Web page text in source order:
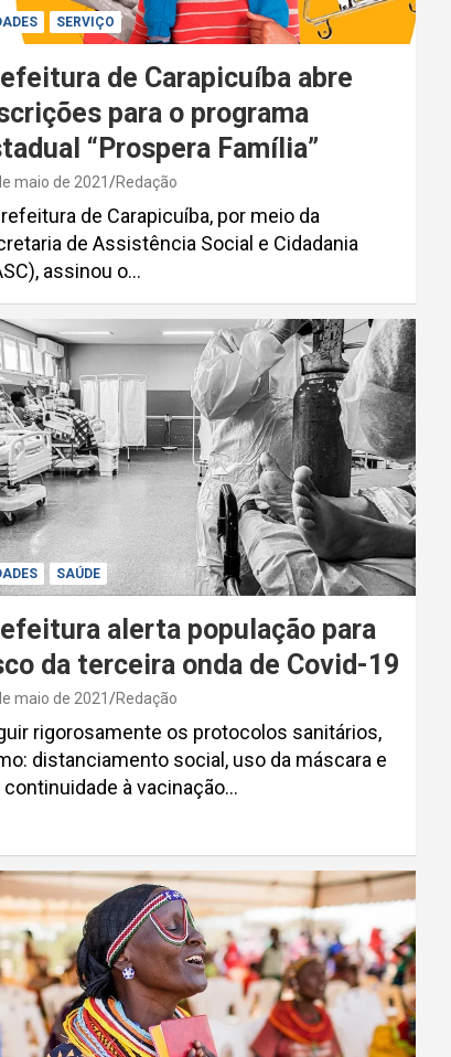
SERVIÇO
de Carapicuíba abre
para o programa
“Prospera Família”
maio de 2021 Redação
de Carapicuíba, por meio da
de Assistência Social e Cidadania
assinou o…
SAÚDE
alerta população para
da terceira onda de Covid-19
maio de 2021 Redação
rigorosamente os protocolos sanitários,
distanciamento social, uso da máscara e
continuidade à vacinação…